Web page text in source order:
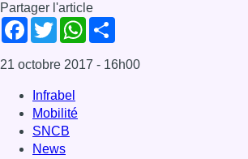
Partager l'article
Facebook
TwitterWhatsApp
21 octobre 2017 - 16h00
Infrabel
Mobilité
SNCB
News